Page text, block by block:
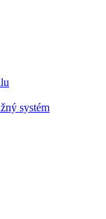
systém